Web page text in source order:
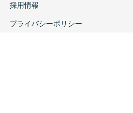
採用情報
プライバシーポリシー